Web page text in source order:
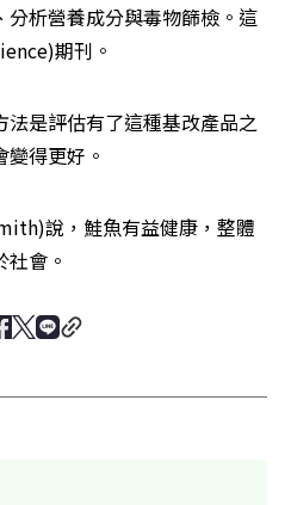
析營養成分與毒物篩檢。這
期刊。
是評估有了這種基改產品之
得更好。
說，鮭魚有益健康，整體
會。